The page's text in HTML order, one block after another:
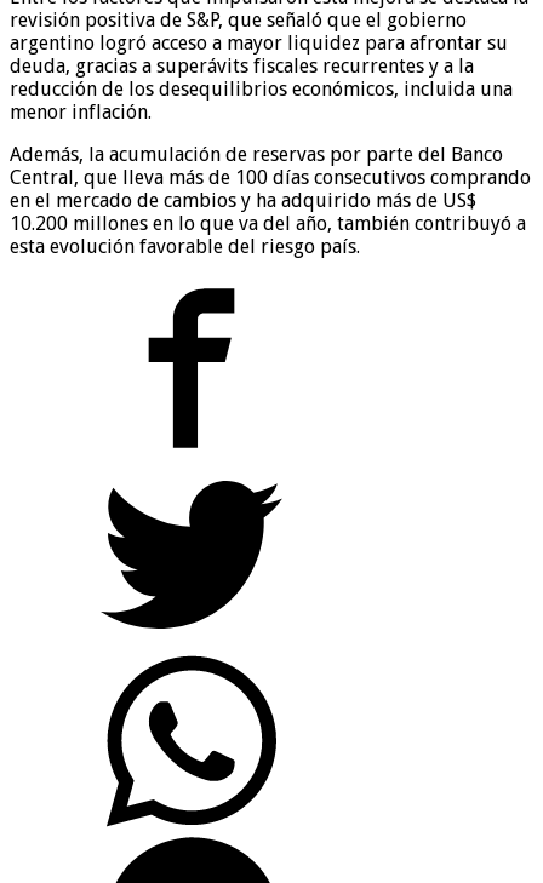
revisión positiva de S&P, que señaló que el gobierno
argentino logró acceso a mayor liquidez para afrontar su
deuda, gracias a superávits fiscales recurrentes y a la
reducción de los desequilibrios económicos, incluida una
menor inflación.
Además, la acumulación de reservas por parte del Banco
Central, que lleva más de 100 días consecutivos comprando
en el mercado de cambios y ha adquirido más de US$
10.200 millones en lo que va del año, también contribuyó a
esta evolución favorable del riesgo país.